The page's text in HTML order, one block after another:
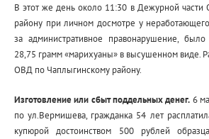
В этот же день около 11:30 в Дежурной
району при личном досмотре у
за административное правонарушение,
28,75 грамм «марихуаны» в высушенном виде.
ОВД по Чаплыгинскому району.
Изготовление или сбыт поддельных денег. 6
по ул.Вермишева, гражданка 54 лет
купюрой достоинством 500 рублей